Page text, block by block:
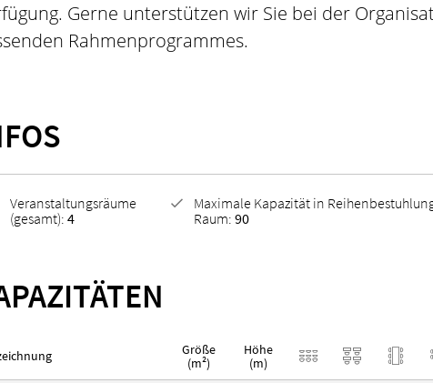
Gerne unterstützen wir Sie bei der
Rahmenprogrammes.
Veranstaltungsräume
(gesamt): 4
Maximale Kapazität in
Raum:90
Größe
(m²)
Höhe
(m)